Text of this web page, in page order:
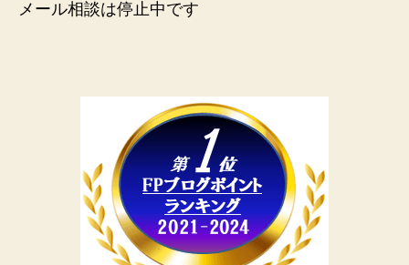
メール相談は停止中です